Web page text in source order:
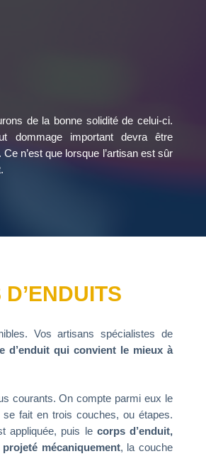
de la bonne solidité de celui-ci.
dommage important devra être
n’est que lorsque l’artisan est sûr
Vos artisans spécialistes de
d’enduit qui convient le mieux à
courants. On compte parmi eux le
se fait en trois couches, ou étapes.
appliquée, puis le corps d’enduit,
projeté mécaniquement, la couche